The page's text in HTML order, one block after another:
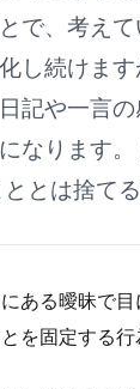
で、考え
し続けま
記や一言
なります
とは捨て
ある曖昧で
を固定する行